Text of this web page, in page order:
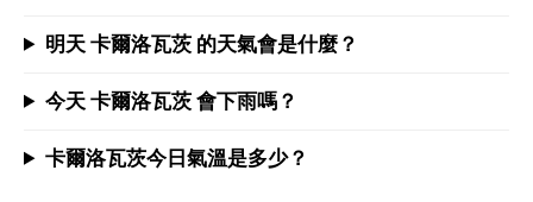
明天 卡爾洛瓦茨 的天氣會是什麼？
今天 卡爾洛瓦茨 會下雨嗎？
卡爾洛瓦茨今日氣溫是多少？